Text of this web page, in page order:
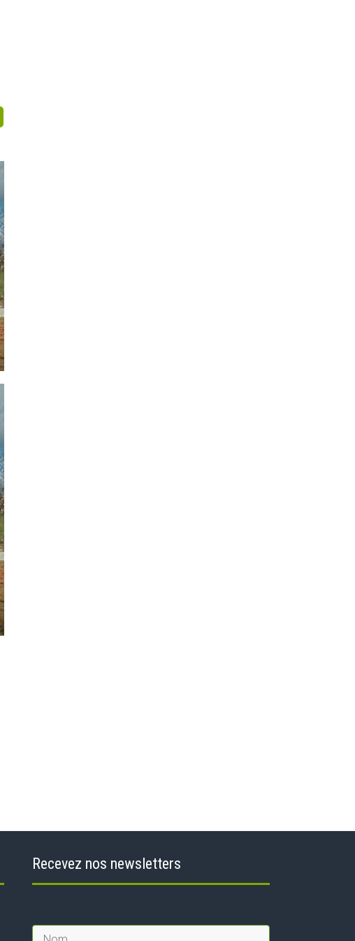
Recevez nos newsletters